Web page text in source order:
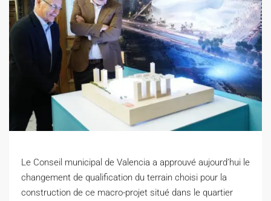
Le Conseil municipal de Valencia a approuvé aujourd’hui le
changement de qualification du terrain choisi pour la
construction de ce macro-projet situé dans le quartier